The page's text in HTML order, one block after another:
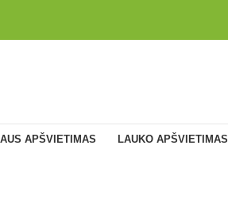
APŠVIETIMAS LAUKO APŠVIETIMAS